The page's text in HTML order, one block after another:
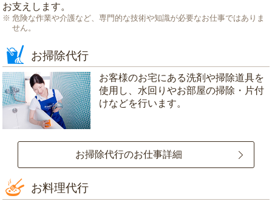
お支えします。
危険な作業や介護など、専門的な技術や知識が必要なお仕事ではありま
せん。
お掃除代行
お客様のお宅にある洗剤や掃除道具を
使用し、水回りやお部屋の掃除・片付
けなどを行います。
お掃除代行のお仕事詳細
お料理代行